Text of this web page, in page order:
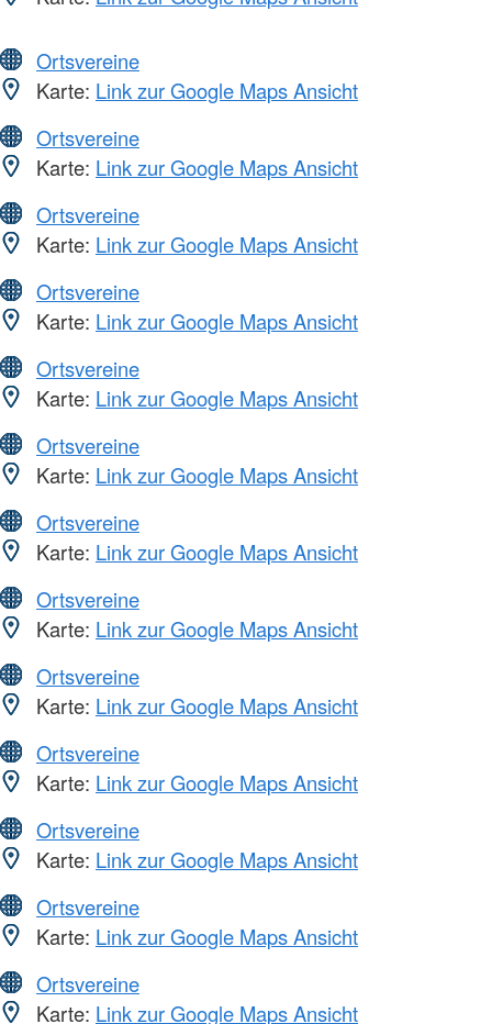
Ortsvereine
Karte: Link zur Google Maps Ansicht
Ortsvereine
Karte: Link zur Google Maps Ansicht
Ortsvereine
Karte: Link zur Google Maps Ansicht
Ortsvereine
Karte: Link zur Google Maps Ansicht
Ortsvereine
Karte: Link zur Google Maps Ansicht
Ortsvereine
Karte: Link zur Google Maps Ansicht
Ortsvereine
Karte: Link zur Google Maps Ansicht
Ortsvereine
Karte: Link zur Google Maps Ansicht
Ortsvereine
Karte: Link zur Google Maps Ansicht
Ortsvereine
Karte: Link zur Google Maps Ansicht
Ortsvereine
Karte: Link zur Google Maps Ansicht
Ortsvereine
Karte: Link zur Google Maps Ansicht
Ortsvereine
Karte: Link zur Google Maps Ansicht